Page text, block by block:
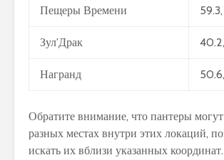
Пещеры Времени
Зул’Драк
Награнд
Обратите внимание, что пантеры могут
разных местах внутри этих локаций,
искать их вблизи указанных